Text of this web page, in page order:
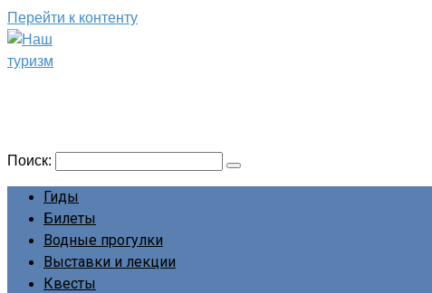
Перейти к контенту
Поиск:
Гиды
Билеты
Водные прогулки
Выставки и лекции
Квесты